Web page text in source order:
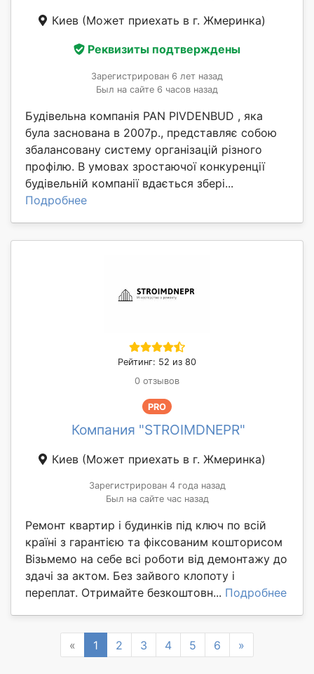
Киев (Может приехать в г. Жмеринка)
Реквизиты подтверждены
Зарегистрирован 6 лет назад
Был на сайте 6 часов назад
Будівельна компанія PAN PIVDENBUD , яка
була заснована в 2007р., представляє собою
збалансовану систему організацій різного
профілю. В умовах зростаючої конкуренції
будівельній компанії вдається збері...
Подробнее
Рейтинг: 52 из 80
0 отзывов
PRO
Компания "STROIMDNEPR"
Киев (Может приехать в г. Жмеринка)
Зарегистрирован 4 года назад
Был на сайте час назад
Ремонт квартир і будинків під ключ по всій
країні з гарантією та фіксованим кошторисом
Візьмемо на себе всі роботи від демонтажу до
здачі за актом. Без зайвого клопоту і
переплат. Отримайте безкоштовн... Подробнее
« Previous
1 2 3 4 5 6 »